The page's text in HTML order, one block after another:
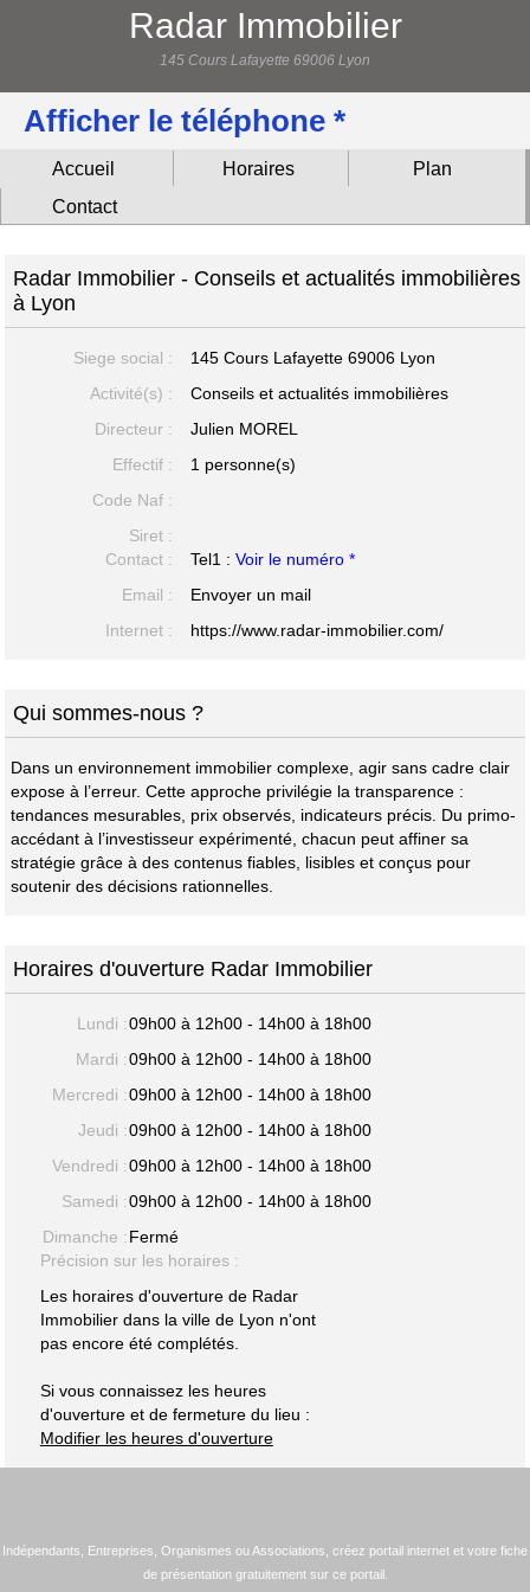
Radar Immobilier
145 Cours Lafayette 69006 Lyon
Afficher le téléphone *
Accueil Horaires
Plan
Contact
Radar Immobilier - Conseils et actualités immobilières
à Lyon
Siege social : 145 Cours Lafayette69006 Lyon
Activité(s) :
Conseils et actualités immobilières
Directeur :
Julien MOREL
Effectif :
1 personne(s)
Code Naf :
Siret :
Contact :
Tel1 :Voir le numéro *
Email :
Envoyer un mail
Internet :
https://www.radar-immobilier.com/
Qui sommes-nous ?
Dans un environnement immobilier complexe, agir sans cadre clair
expose à l’erreur. Cette approche privilégie la transparence :
tendances mesurables, prix observés, indicateurs précis. Du primo-
accédant à l’investisseur expérimenté, chacun peut affiner sa
stratégie grâce à des contenus fiables, lisibles et conçus pour
soutenir des décisions rationnelles.
Horaires d'ouverture Radar Immobilier
Lundi :09h00 à 12h00 - 14h00 à 18h00
Mardi :09h00 à 12h00 - 14h00 à 18h00
Mercredi :09h00 à 12h00 - 14h00 à 18h00
Jeudi :09h00 à 12h00 - 14h00 à 18h00
Vendredi :09h00 à 12h00 - 14h00 à 18h00
Samedi :09h00 à 12h00 - 14h00 à 18h00
Dimanche :Fermé
Précision sur les horaires :
Les horaires d'ouverture de Radar
Immobilier dans la ville de Lyon n'ont
pas encore été complétés.
Si vous connaissez les heures
d'ouverture et de fermeture du lieu :
Modifier les heures d'ouverture
Indépendants, Entreprises, Organismes ou Associations, créez portail internet et votre fiche
de présentation gratuitement sur ce portail.